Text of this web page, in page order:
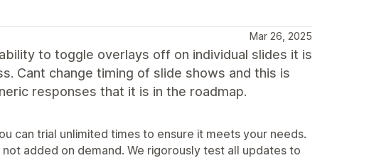
Mar 26, 2025
to toggle overlays off on individual slides it is
Cant change timing of slide shows and this is
responses that it is in the roadmap.
can trial unlimited times to ensure it meets your needs.
added on demand. We rigorously test all updates to